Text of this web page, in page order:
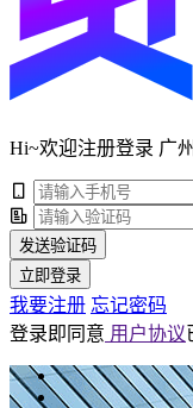
Hi~欢迎注册登录 广
发送验证码
立即登录
我要注册 忘记密码
登录即同意 用户协议